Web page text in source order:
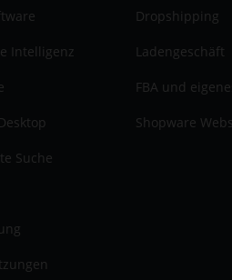
Intelligenz
Suche
Dropshipping
Ladengeschäft
FBA und
Shopware